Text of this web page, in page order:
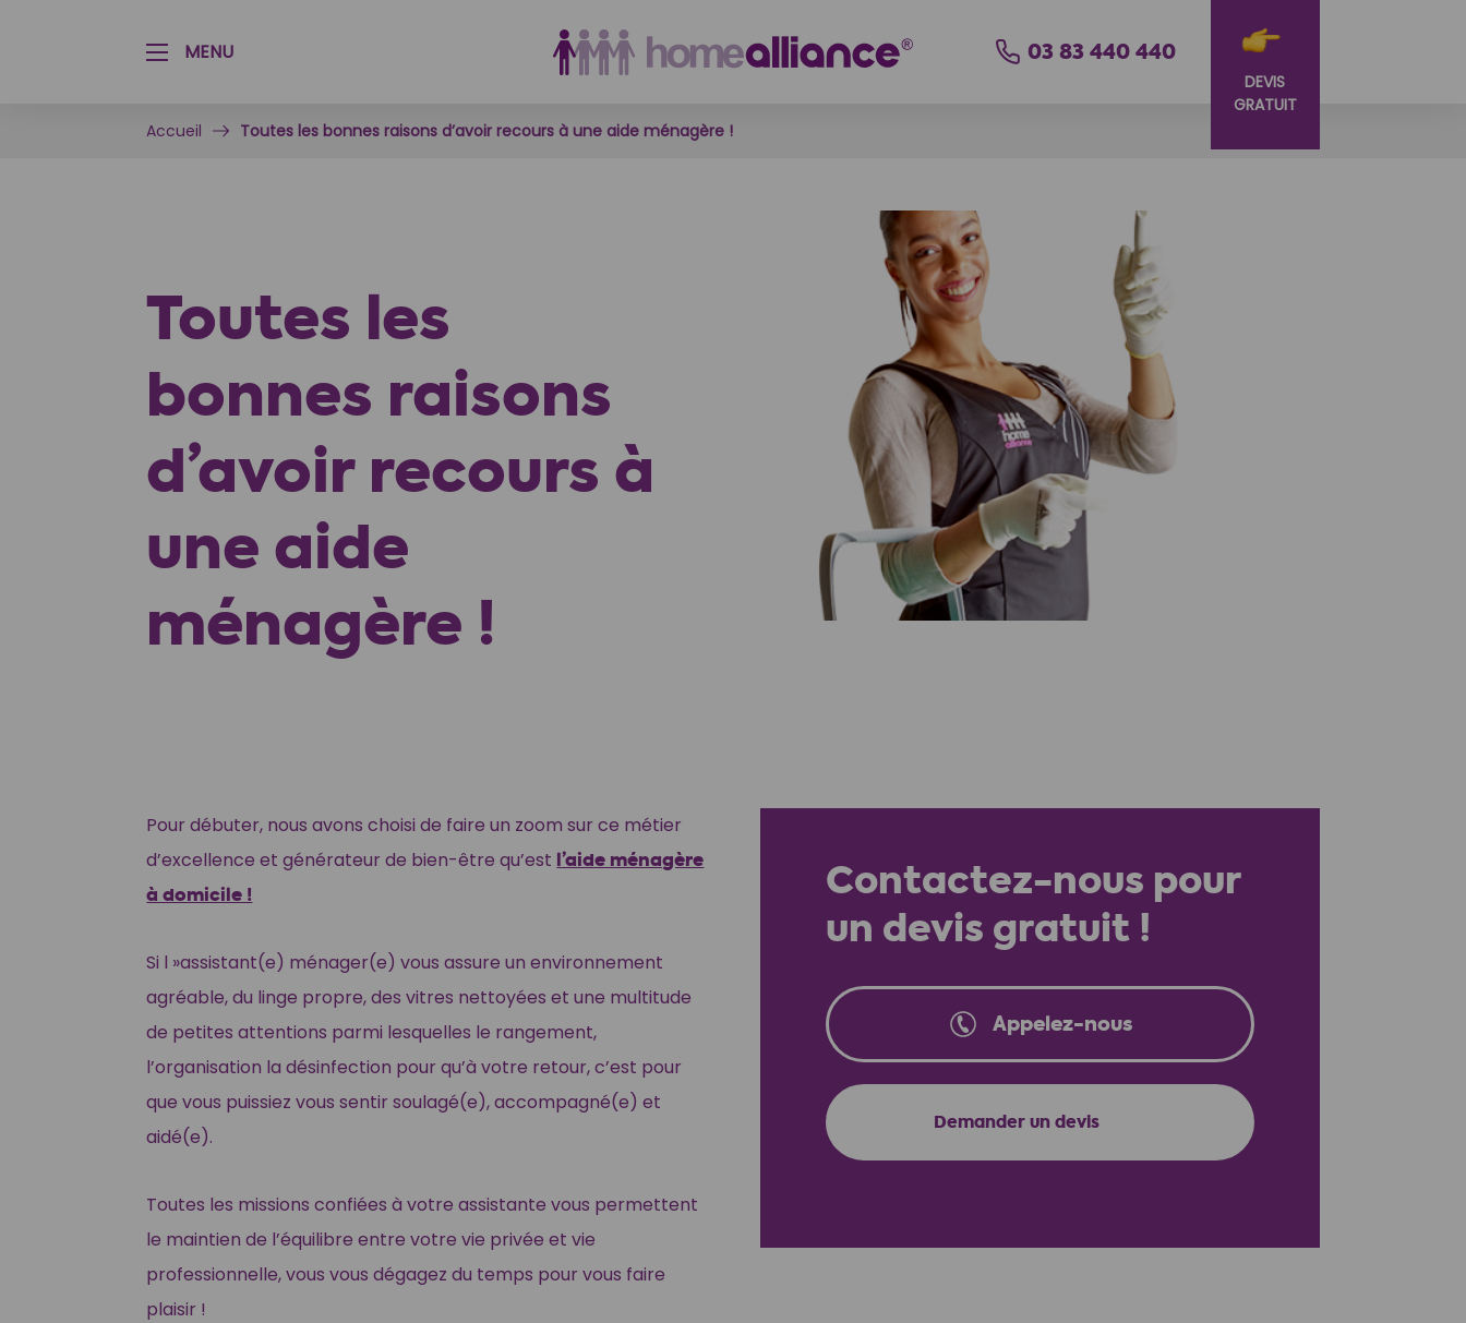
MENU 03 83 440 440
DEVIS
GRATUIT
Accueil
Toutes les bonnes raisons d’avoir recours à une aide ménagère !
Toutes les
bonnes raisons
d’avoir recours à
une aide
ménagère !
Pour débuter, nous avons choisi de faire un zoom sur ce métier
d’excellence et générateur de bien-être qu’est l’aide ménagère
à domicile !
Si l »assistant(e) ménager(e) vous assure un environnement
agréable, du linge propre, des vitres nettoyées et une multitude
de petites attentions parmi lesquelles le rangement,
l’organisation la désinfection pour qu’à votre retour, c’est pour
que vous puissiez vous sentir soulagé(e), accompagné(e) et
aidé(e).
Toutes les missions confiées à votre assistante vous permettent
le maintien de l’équilibre entre votre vie privée et vie
professionnelle, vous vous dégagez du temps pour vous faire
plaisir !
Contactez-nous pour
un devis gratuit !
Appelez-nous
Demander un devis